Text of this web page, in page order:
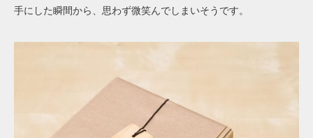
手にした瞬間から、思わず微笑んでしまいそうです。